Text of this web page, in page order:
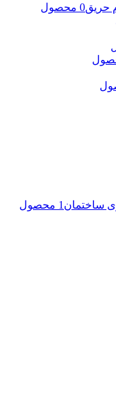
حریق0 محصول
ساختمان 1 محصول